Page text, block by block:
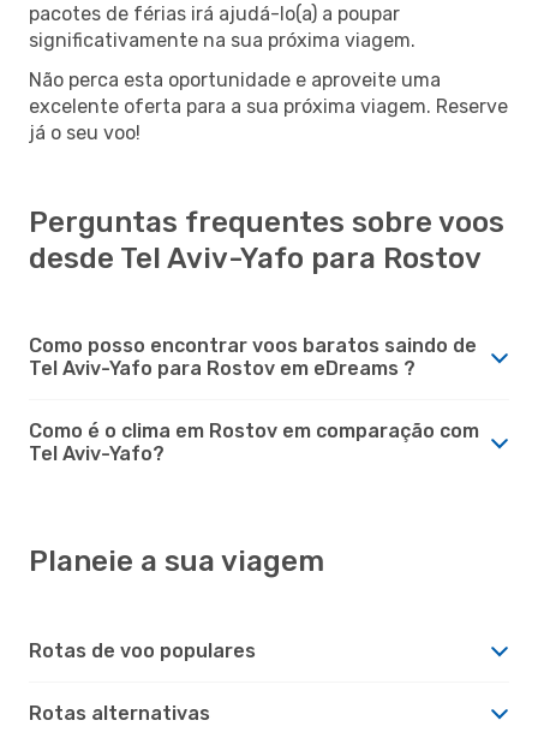
pacotes de férias irá ajudá-lo(a) a poupar
significativamente na sua próxima viagem.
Não perca esta oportunidade e aproveite uma
excelente oferta para a sua próxima viagem. Reserve
já o seu voo!
Perguntas frequentes sobre voos
desde Tel Aviv-Yafo para Rostov
Como posso encontrar voos baratos saindo de
Tel Aviv-Yafo para Rostov em eDreams ?
Como é o clima em Rostov em comparação com
Tel Aviv-Yafo?
Planeie a sua viagem
Rotas de voo populares
Rotas alternativas